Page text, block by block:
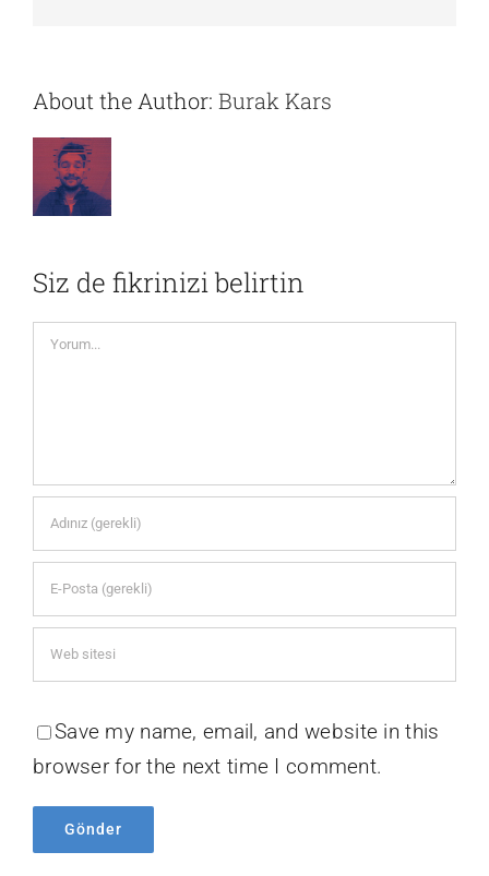
About the Author: Burak Kars
Siz de fikrinizi belirtin
Yorum
Save my name, email, and website in this
browser for the next time I comment.